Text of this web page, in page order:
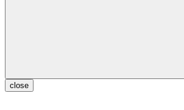
close